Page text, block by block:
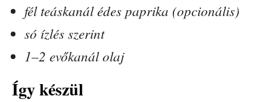
fél teáskanál édes paprika (opcionális)
só ízlés szerint
1–2 evőkanál olaj
Így készül